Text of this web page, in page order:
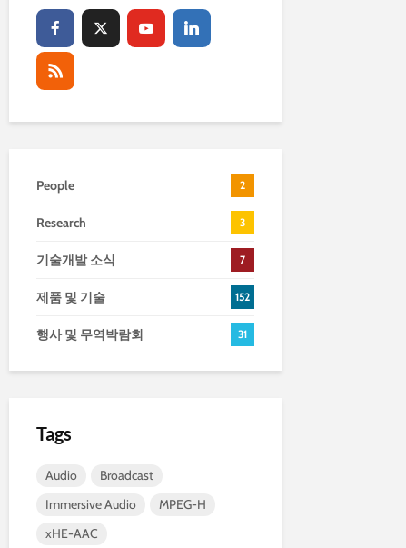
People 2
Research 3
기술개발 소식 7
제품 및 기술 152
행사 및 무역박람회 31
Tags
Audio
Broadcast
Immersive Audio
MPEG-H
xHE-AAC